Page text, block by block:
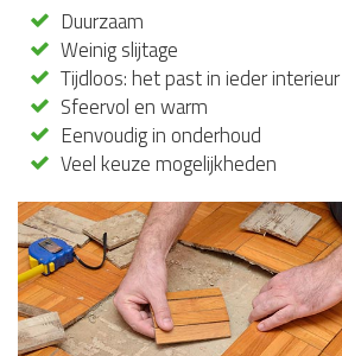
Duurzaam
Weinig slijtage
Tijdloos: het past in ieder interieur
Sfeervol en warm
Eenvoudig in onderhoud
Veel keuze mogelijkheden